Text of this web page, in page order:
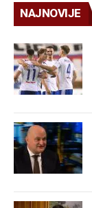
NAJNOVIJE